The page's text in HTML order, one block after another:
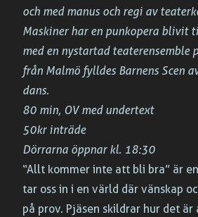
och med manus och regi av
Maskiner har en punkopera blivit
med en nystartad teaterensemble
från Malmö fylldes Barnens Scen
dans.
80 min, OV med undertext
50kr inträde
Dörrarna öppnar kl. 18:30
“Allt kommer inte att bli bra” är
tar oss in i en värld där vänskap
på prov. Pjäsen skildrar hur det